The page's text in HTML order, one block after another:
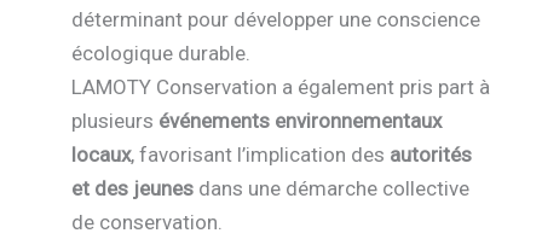
déterminant pour développer une conscience
écologique durable.
LAMOTY Conservation a également pris part à
plusieurs événements environnementaux
locaux, favorisant l’implication des autorités
et des jeunes dans une démarche collective
de conservation.